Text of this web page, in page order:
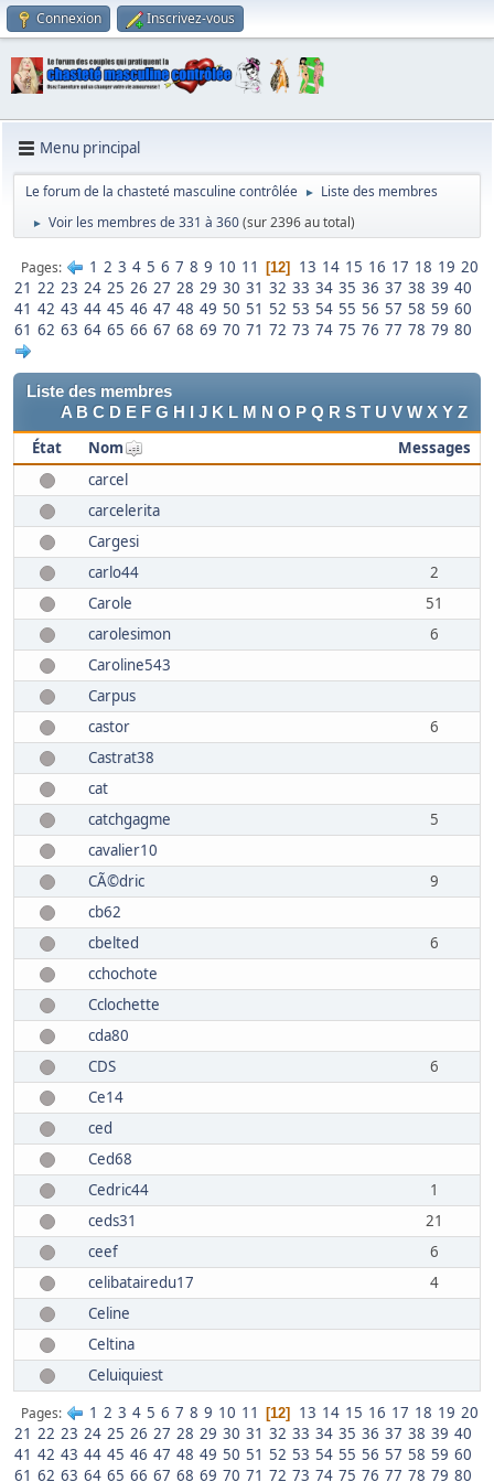
Connexion Inscrivez-vous
Menu principal
Le forum de la chasteté masculine contrôlée ► Liste des membres
► Voir les membres de 331 à 360(sur 2396 au total)
Pages 1 2 3 4 5 6 7 8 9 10 11 12 13 14 15 16 17 18 19 20
21 22 23 24 25 26 27 28 29 30 31 32 33 34 35 36 37 38 39 40
41 42 43 44 45 46 47 48 49 50 51 52 53 54 55 56 57 58 59 60
61 62 63 64 65 66 67 68 69 70 71 72 73 74 75 76 77 78 79 80
Liste des membres
A B C D E F G H I J K L M N O P Q R S T U V W X Y Z
État Nom
Messages
carcel
carcelerita
Cargesi
carlo44
2
Carole
51
carolesimon
6
Caroline543
Carpus
castor
6
Castrat38
cat
catchgagme
5
cavalier10
CÃ©dric
9
cb62
cbelted
6
cchochote
Cclochette
cda80
CDS
6
Ce14
ced
Ced68
Cedric44
1
ceds31
21
ceef
6
celibatairedu17
4
Celine
Celtina
Celuiquiest
Pages 1 2 3 4 5 6 7 8 9 10 11 12 13 14 15 16 17 18 19 20
21 22 23 24 25 26 27 28 29 30 31 32 33 34 35 36 37 38 39 40
41 42 43 44 45 46 47 48 49 50 51 52 53 54 55 56 57 58 59 60
61 62 63 64 65 66 67 68 69 70 71 72 73 74 75 76 77 78 79 80